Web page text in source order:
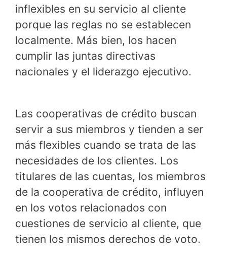
inflexibles en su servicio al cliente
porque las reglas no se establecen
localmente. Más bien, los hacen
cumplir las juntas directivas
nacionales y el liderazgo ejecutivo.
Las cooperativas de crédito buscan
servir a sus miembros y tienden a ser
más flexibles cuando se trata de las
necesidades de los clientes. Los
titulares de las cuentas, los miembros
de la cooperativa de crédito, influyen
en los votos relacionados con
cuestiones de servicio al cliente, que
tienen los mismos derechos de voto.